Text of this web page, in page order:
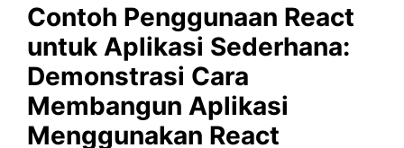
Contoh Penggunaan React
untuk Aplikasi Sederhana:
Demonstrasi Cara
Membangun Aplikasi
Menggunakan React